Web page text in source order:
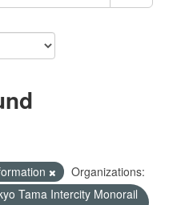
Organizations:
Tama Intercity Monorail